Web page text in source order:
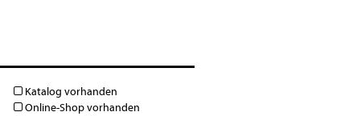
Katalog vorhanden
Online-Shop vorhanden